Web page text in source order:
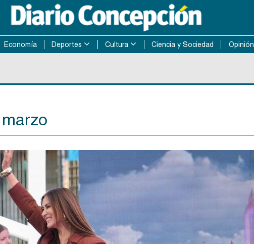
Economía Deportes Cultura Ciencia y Sociedad Opinión